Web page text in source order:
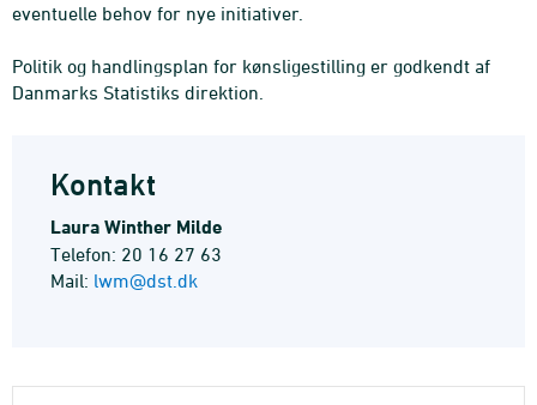
eventuelle behov for nye initiativer.
Politik og handlingsplan for kønsligestilling er godkendt af
Danmarks Statistiks direktion.
Kontakt
Laura Winther Milde
Telefon: 20 16 27 63
Mail: lwm@dst.dk